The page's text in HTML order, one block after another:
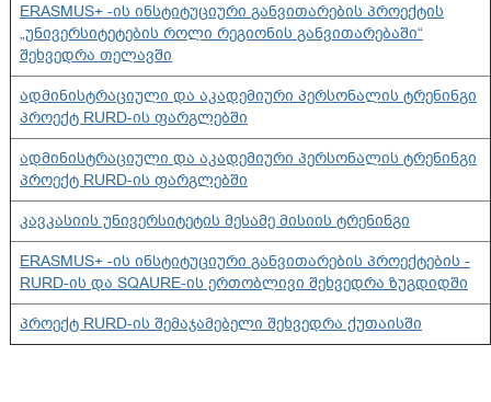
ERASMUS+ -ის ინსტიტუციური განვითარების პროექტის
„უნივერსიტეტების როლი რეგიონის განვითარებაში“
შეხვედრა თელავში
ადმინისტრაციული და აკადემიური პერსონალის ტრენინგი
პროექტ RURD-ის ფარგლებში
ადმინისტრაციული და აკადემიური პერსონალის ტრენინგი
პროექტ RURD-ის ფარგლებში
კავკასიის უნივერსიტეტის მესამე მისიის ტრენინგი
ERASMUS+ -ის ინსტიტუციური განვითარების პროექტების -
RURD-ის და SQAURE-ის ერთობლივი შეხვედრა ზუგდიდში
პროექტ RURD-ის შემაჯამებელი შეხვედრა ქუთაისში